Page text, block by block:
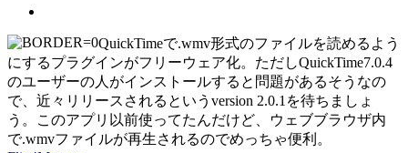
QuickTimeで.wmv形式のファイルを読めるよう
にするプラグインがフリーウェア化。ただしQuickTime7.0.4
のユーザーの人がインストールすると問題があるそうなの
で、近々リリースされるというversion 2.0.1を待ちましょ
う。このアプリ以前使ってたんだけど、ウェブブラウザ内
で.wmvファイルが再生されるのでめっちゃ便利。